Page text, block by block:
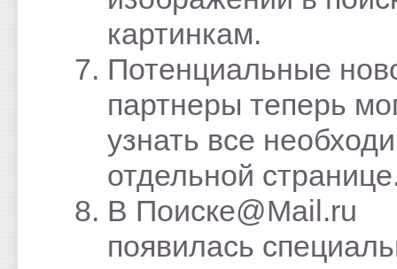
картинкам.
Потенциальные
партнеры теперь
узнать все
отдельной
В Поиске@Mail.ru
появилась